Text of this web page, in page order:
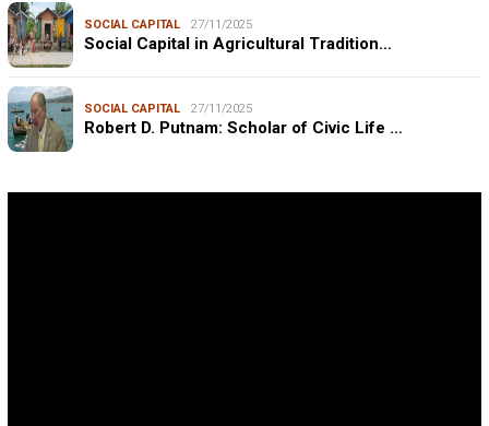
SOCIAL CAPITAL 27/11/2025
Social Capital in Agricultural Tradition…
SOCIAL CAPITAL 27/11/2025
Robert D. Putnam: Scholar of Civic Life …